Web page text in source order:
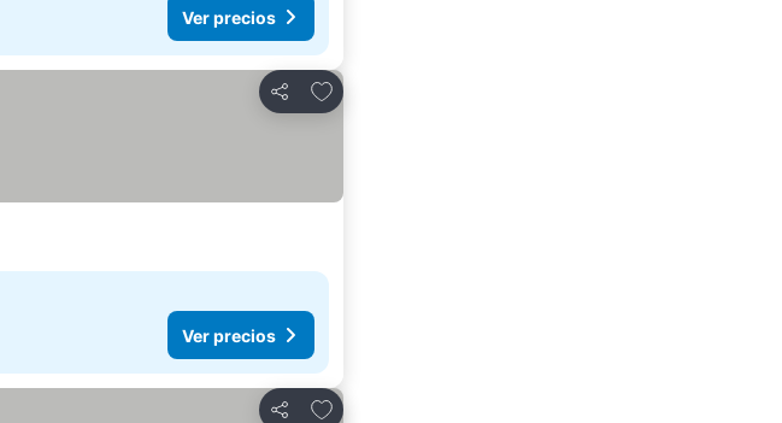
Ver precios
Compartir
Agregar a favoritos
Ver precios
Agregar a favoritos